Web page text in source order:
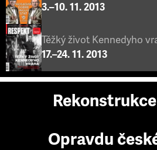
3.–10. 11. 2013
Těžký život Kennedyho
17.–24. 11. 2013
Opravdu